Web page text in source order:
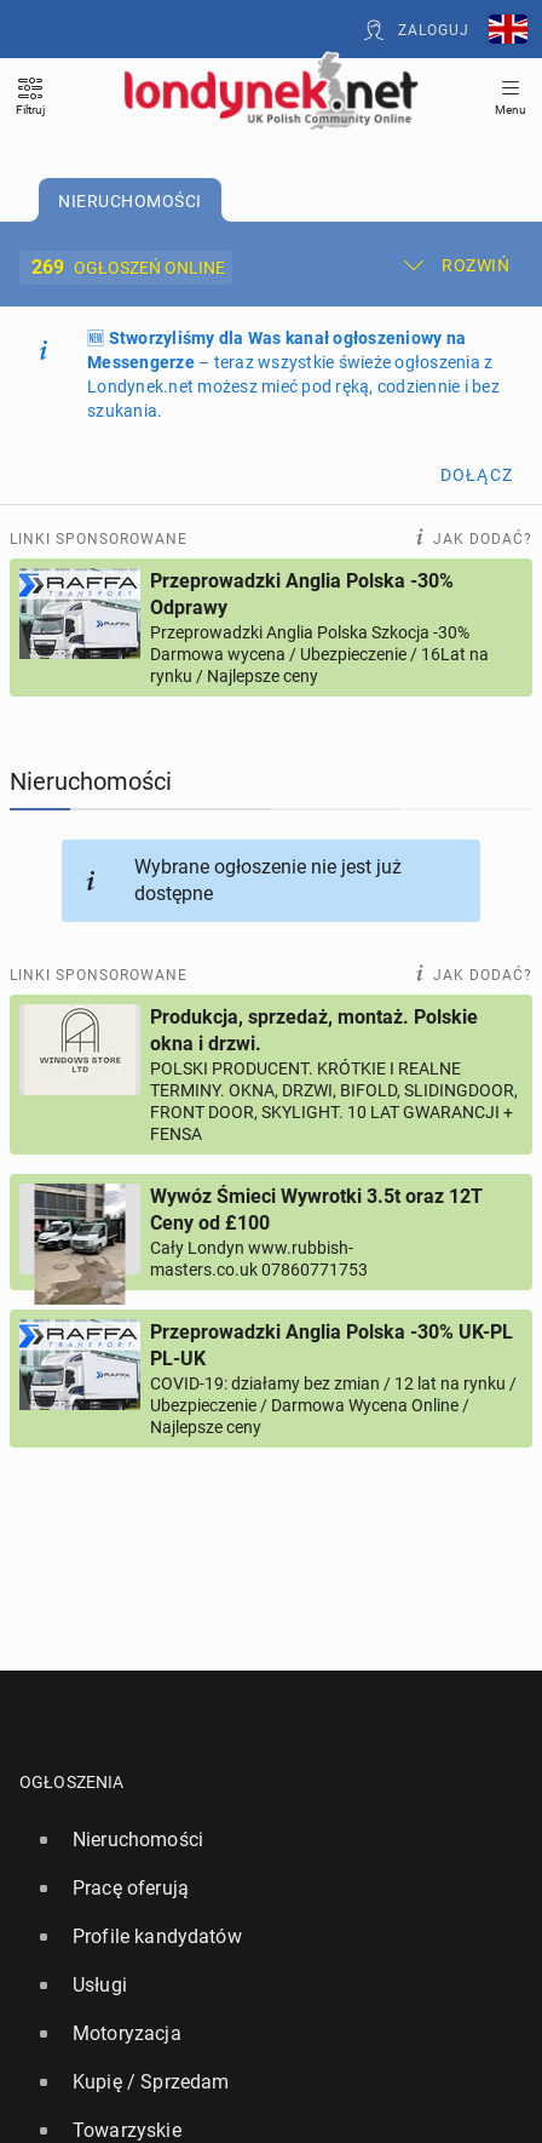
ZALOGUJ
Filtruj Menu
NIERUCHOMOŚCI
269 OGŁOSZEŃ ONLINE ROZWIŃ
Dodaj ogłoszenie Moje ogłoszenia
Oferta i cennik ogłoszeń
ogłoszeń online
PROFILE KANDYDATÓW 311 profili online
USŁUGI 169ogłoszeń online
KUPIĘ & SPRZEDAM
🆕 Stworzyliśmy dla Was kanał ogłoszeniowy na
Messengerze– teraz wszystkie świeże ogłoszenia z
Londynek.net możesz mieć pod ręką, codziennie i bez
szukania.
DOŁĄCZ
LINKI SPONSOROWANE JAK DODAĆ?
Przeprowadzki Anglia Polska -30%
Odprawy
Przeprowadzki Anglia Polska Szkocja -30%
Darmowa wycena / Ubezpieczenie / 16Lat na
rynku / Najlepsze ceny
Nieruchomości
Wybrane ogłoszenie nie jest już
dostępne
LINKI SPONSOROWANE JAK DODAĆ?
Produkcja, sprzedaż, montaż. Polskie
okna i drzwi.
POLSKI PRODUCENT. KRÓTKIE I REALNE
TERMINY. OKNA, DRZWI, BIFOLD, SLIDINGDOOR,
FRONT DOOR, SKYLIGHT. 10 LAT GWARANCJI +
FENSA
Wywóz Śmieci Wywrotki 3.5t oraz 12T
Ceny od £100
Cały Londyn www.rubbish-
masters.co.uk 07860771753
Przeprowadzki Anglia Polska -30% UK-PL
PL-UK
COVID-19: działamy bez zmian / 12 lat na rynku /
Ubezpieczenie / Darmowa Wycena Online /
Najlepsze ceny
OGŁOSZENIA
Nieruchomości
Pracę oferują
Profile kandydatów
Usługi
Motoryzacja
Kupię / Sprzedam
Towarzyskie